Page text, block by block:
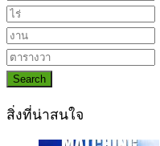
Search
สิ่งที่น่าสนใจ